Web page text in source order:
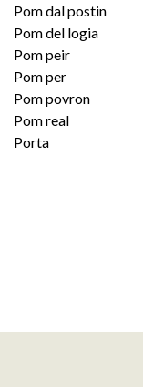
Pom dal postin
Pom del logia
Pom peir
Pom per
Pom povron
Pom real
Porta